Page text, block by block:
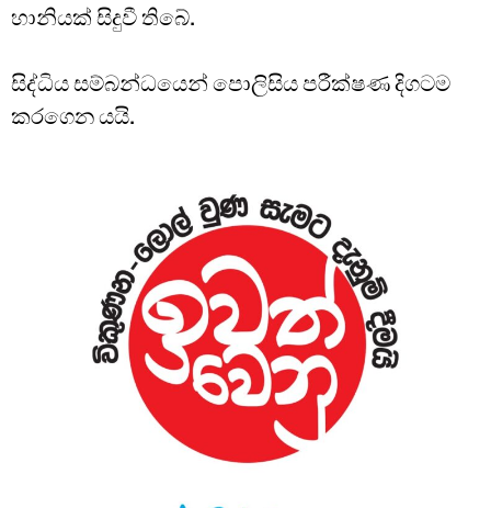
හානියක් සිදුවී තිබේ.
සිද්ධිය සම්බන්ධයෙන් පොලිසිය පරීක්ෂණ දිගටම
කරගෙන යයි.